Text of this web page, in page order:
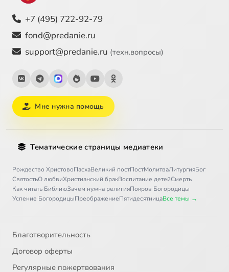
+7 (495) 722-92-79
fond@predanie.ru
support@predanie.ru (техн.вопросы)
Мне нужна помощь
Тематические страницы медиатеки
Рождество ХристовоПасхаВеликий постПостМолитваЛитургияБог
СвятостьО любвиХристианский бракВоспитание детейСмерть
Как читать БиблиюЗачем нужна религияПокров Богородицы
Успение БогородицыПреображениеПятидесятницаВсе темы →
Благотворительность
Договор оферты
Регулярные пожертвования